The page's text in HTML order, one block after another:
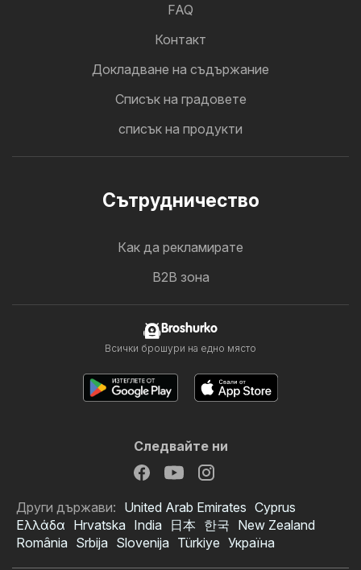
FAQ
Контакт
Докладване на съдържание
Cписък на градовете
списък на продукти
Cътрудничество
Как да рекламирате
B2B зона
Broshurko
Всички брошури на едно място
Следвайте ни
Други държави: United Arab Emirates Cyprus
Ελλάδα Hrvatska India 日本 한국 New Zealand
România Srbija Slovenija Türkiye Україна